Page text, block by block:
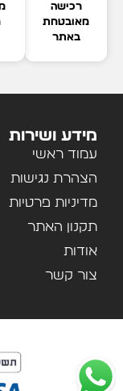
רכישה
מאובטחת
באתר
מידע ושירות
עמוד ראשי
הצהרת נגישות
מדיניות פרטיות
תקנון האתר
אודות
צור קשר